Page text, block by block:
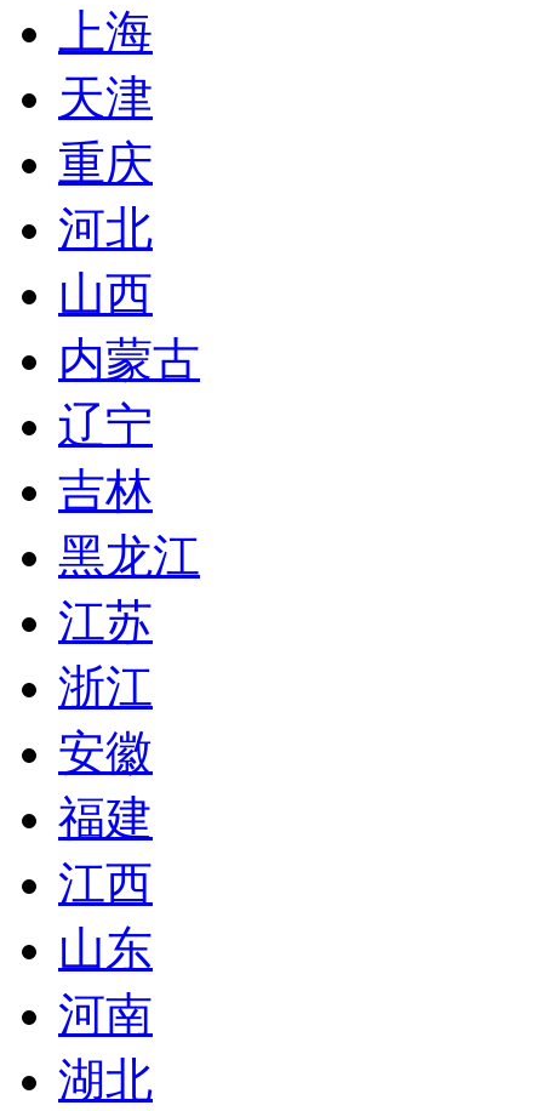
上海
天津
重庆
河北
山西
内蒙古
辽宁
吉林
黑龙江
江苏
浙江
安徽
福建
江西
山东
河南
湖北